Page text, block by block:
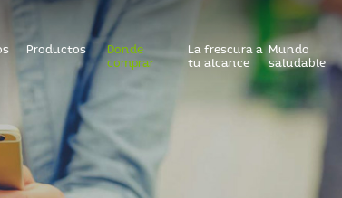
Productos
Donde
comprar
La frescura a
tu alcance
Mundo
saludable